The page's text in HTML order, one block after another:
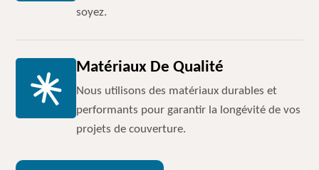
soyez.
Matériaux De Qualité
Nous utilisons des matériaux durables et
performants pour garantir la longévité de vos
projets de couverture.